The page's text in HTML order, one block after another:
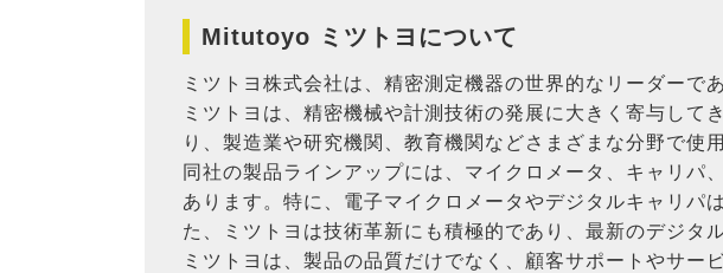
Mitutoyo ミツトヨについて
ミツトヨ株式会社は、精密測定機器の世界的なリーダー
ミツトヨは、精密機械や計測技術の発展に大きく寄与し
り、製造業や研究機関、教育機関などさまざまな分野で使
同社の製品ラインアップには、マイクロメータ、キャリ
あります。特に、電子マイクロメータやデジタルキャリパ
た、ミツトヨは技術革新にも積極的であり、最新のデジタ
ミツトヨは、製品の品質だけでなく、顧客サポートやサ